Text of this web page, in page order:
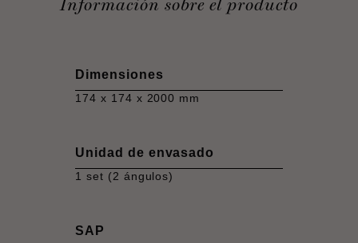
Información sobre el producto
Dimensiones
174 x 174 x 2000 mm
Unidad de envasado
1 set (2 ángulos)
SAP